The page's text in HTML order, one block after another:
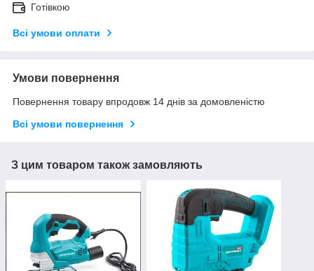
Готівкою
Всі умови оплати
Умови повернення
Повернення товару впродовж 14 днів за домовленістю
Всі умови повернення
З цим товаром також замовляють